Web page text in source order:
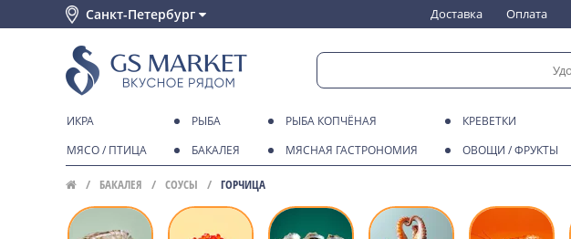
Санкт-Петербург Доставка Оплата
ИКРА РЫБА РЫБА КОПЧЁНАЯ КРЕВЕТКИ
МЯСО / ПТИЦА
БАКАЛЕЯ МЯСНАЯ ГАСТРОНОМИЯ ОВОЩИ / ФРУКТЫ
БАКАЛЕЯ СОУСЫ ГОРЧИЦА